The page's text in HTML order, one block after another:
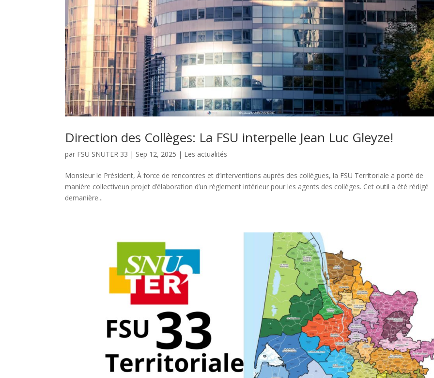
Direction des Collèges: La FSU interpelle Jean Luc Gleyze!
par FSU SNUTER 33 | Sep 12, 2025 | Les actualités
Monsieur le Président, À force de rencontres et d’interventions auprès des collègues, la FSU Territoriale a porté de
manière collectiveun projet d’élaboration d’un règlement intérieur pour les agents des collèges. Cet outil a été rédigé
demanière...